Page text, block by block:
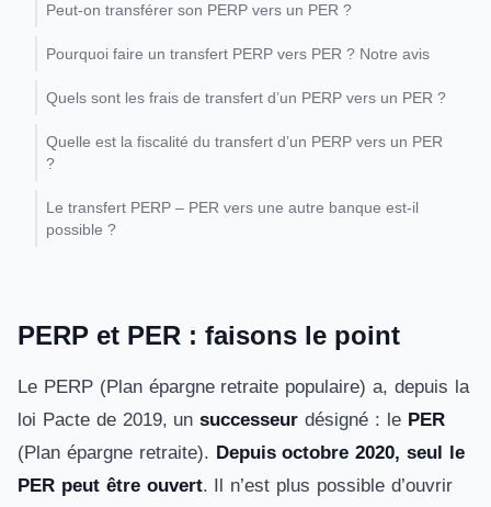
Peut-on transférer son PERP vers un PER ?
Pourquoi faire un transfert PERP vers PER ? Notre avis
Quels sont les frais de transfert d’un PERP vers un PER ?
Quelle est la fiscalité du transfert d’un PERP vers un PER
?
Le transfert PERP – PER vers une autre banque est-il
possible ?
PERP et PER : faisons le point
Le PERP (Plan épargne retraite populaire) a, depuis la
loi Pacte de 2019, unsuccesseur désigné : le PER
(Plan épargne retraite). Depuis octobre 2020, seul le
PER peut être ouvert. Il n’est plus possible d’ouvrir